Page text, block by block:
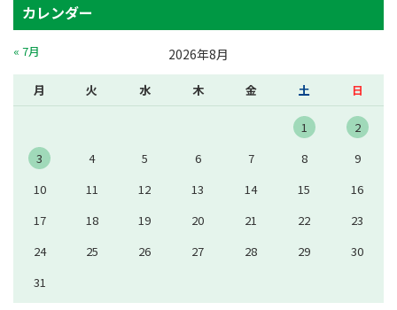
カレンダー
2026年8月
月 火 水 木 金 土 日
1
2
3
4 5 6 7 8
9
10
11 12 13 14 15
16
17
18 19 20 21 22
23
24
25 26 27 28 29
30
31
« 7月